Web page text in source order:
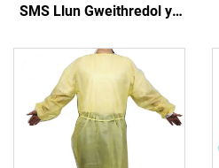
SMS Llun Gweithredol yn